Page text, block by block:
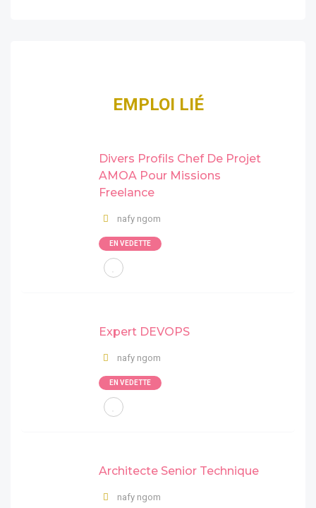
EMPLOI LIÉ
Divers Profils Chef De Projet
AMOA Pour Missions
Freelance
nafy ngom
EN VEDETTE
Expert DEVOPS
nafy ngom
EN VEDETTE
Architecte Senior Technique
nafy ngom